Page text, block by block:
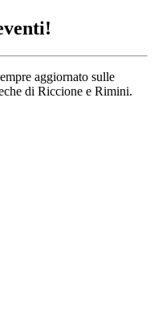
aggiornato sulle
di Riccione e Rimini.